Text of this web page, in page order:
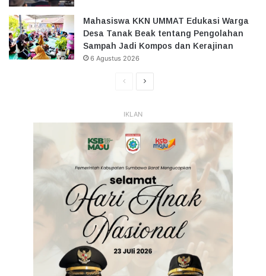
Mahasiswa KKN UMMAT Edukasi Warga
Desa Tanak Beak tentang Pengolahan
Sampah Jadi Kompos dan Kerajinan
6 Agustus 2026
HalamanHalaman
IKLAN